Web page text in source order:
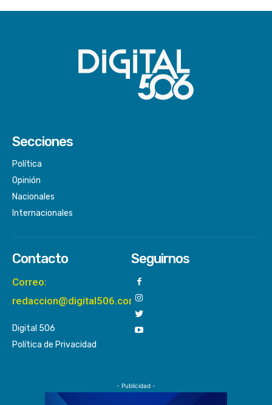
Secciones
Política
Opinión
Nacionales
Internacionales
Contacto
Correo:
redaccion@digital506.com
Digital 506
Política de Privacidad
Seguirnos
- Publicidad -